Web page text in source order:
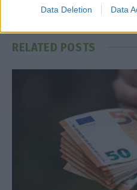
Data Deletion Data
περιουσίας στην Ελλάδα
RELATED POSTS